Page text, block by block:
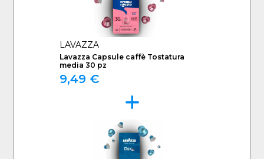
LAVAZZA
Lavazza Capsule caffè Tostatura
media 30 pz
9,49 €